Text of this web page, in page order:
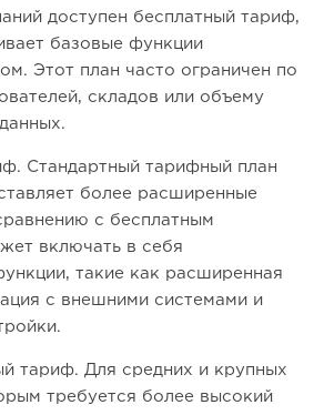
доступен бесплатный тариф,
базовые функции
Этот план часто ограничен по
складов или объему
Стандартный тарифный план
более расширенные
с бесплатным
включать в себя
такие как расширенная
с внешними системами и
тариф. Для средних и крупных
требуется более высокий